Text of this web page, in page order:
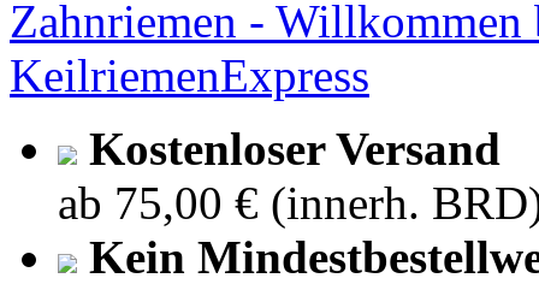
Kostenloser Versand
ab 75,00 € (innerh.
Kein